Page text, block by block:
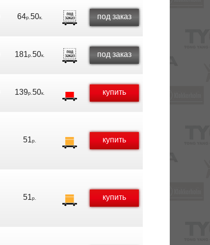
64р. 50к. под заказ
181р. 50к. под заказ
139р. 50к. купить
51р. купить
51р. купить